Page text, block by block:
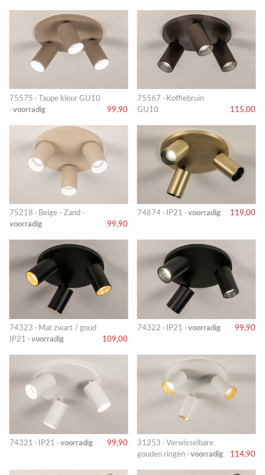
75575 · Taupe kleur GU10
· voorradig 99,90
75567 · Koffiebruin
GU10
115,00
75218 · Beige - Zand ·
voorradig
99,90
74874 · IP21 · voorradig 119,00
74323 · Mat zwart / goud
IP21 · voorradig 109,00
74322 · IP21 · voorradig 99,90
74321 · IP21 · voorradig 99,90
31253 · Verwisselbare
gouden ringen · voorradig 114,90